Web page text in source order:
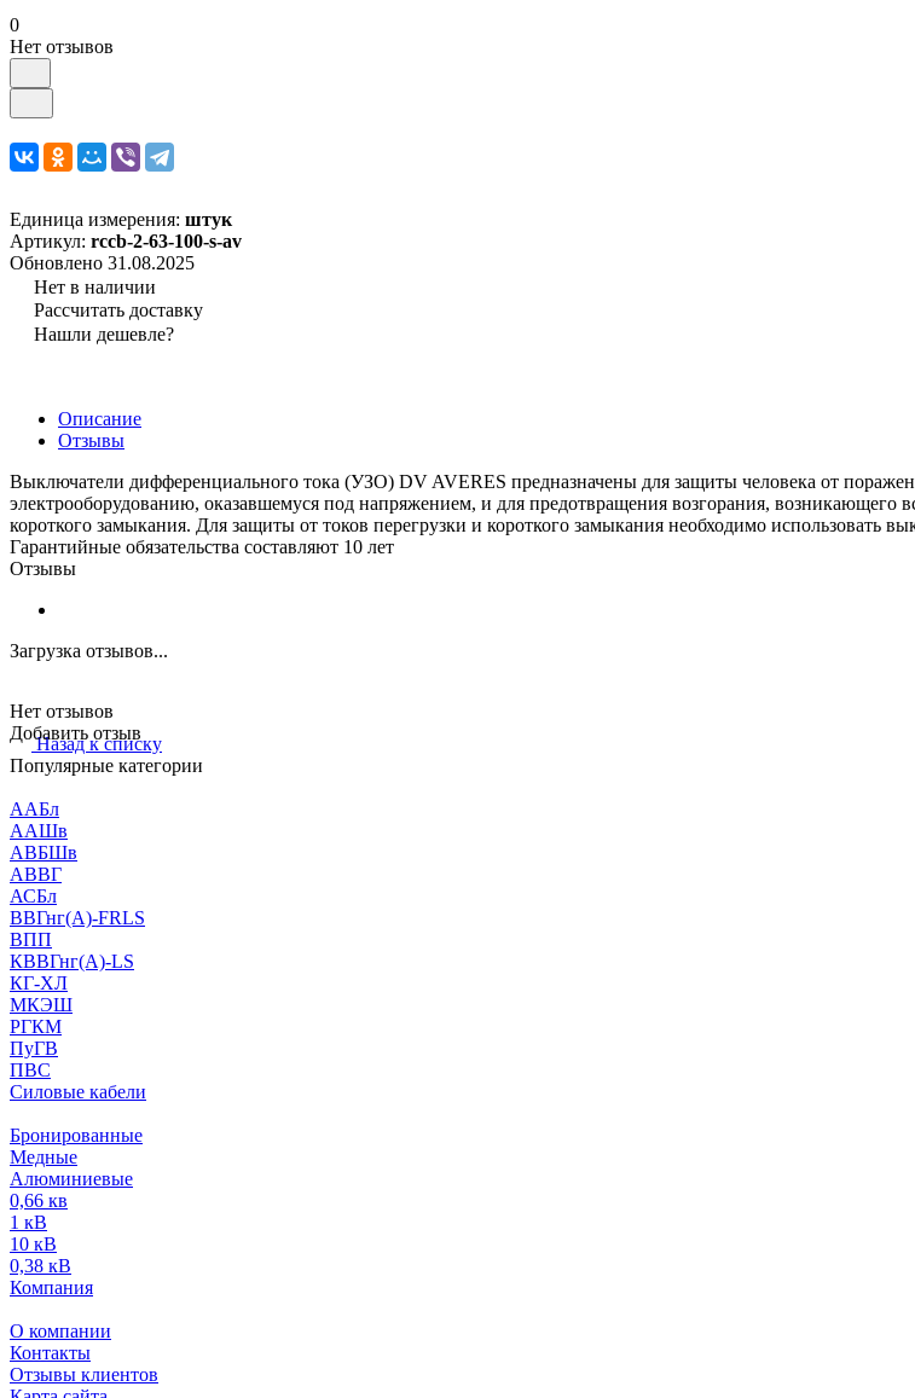
0
Нет отзывов
Единица измерения: штук
Артикул: rccb-2-63-100-s-av
Обновлено 31.08.2025
Нет в наличии
Рассчитать доставку
Нашли дешевле?
Описание
Отзывы
Выключатели дифференциального тока (УЗО) DV AVERES предназначены для защиты человека от
электрооборудованию, оказавшемуся под напряжением, и для предотвращения возгорания, возникающего
короткого замыкания. Для защиты от токов перегрузки и короткого замыкания необходимо использовать
Гарантийные обязательства составляют 10 лет
Отзывы
Загрузка отзывов...
Нет отзывов
Добавить отзыв
Назад к списку
Популярные категории
ААБл
ААШв
АВБШв
АВВГ
АСБл
ВВГнг(А)-FRLS
ВПП
КВВГнг(А)-LS
КГ-ХЛ
МКЭШ
РГКМ
ПуГВ
ПВС
Силовые кабели
Бронированные
Медные
Алюминиевые
0,66 кв
1 кВ
10 кВ
0,38 кВ
Компания
О компании
Контакты
Отзывы клиентов